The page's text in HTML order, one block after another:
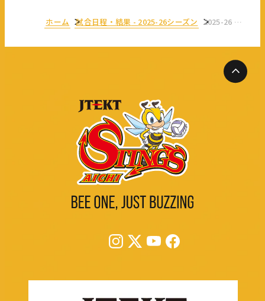
ホーム 試合日程・結果 - 2025-26シーズン 2025-26 大同生命 SV.LEAGUE MEN レギュラーシーズン 第16節 GAME2